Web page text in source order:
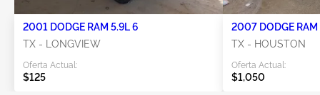
2001 DODGE RAM 5.9L 6
TX - LONGVIEW
Oferta Actual:
$125
2007 DODGE
TX - HOUSTON
Oferta Actual:
$1,050